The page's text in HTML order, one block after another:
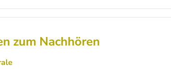
zum Nachhören